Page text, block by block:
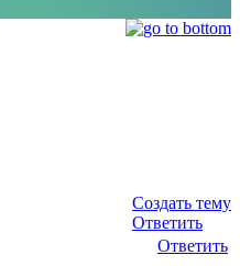
Создать тему
Ответить
Ответить